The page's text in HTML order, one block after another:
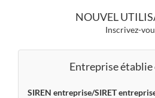
NOUVEL
Inscrivez-
Entreprise établie
SIREN entreprise/SIRET